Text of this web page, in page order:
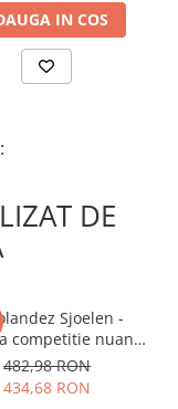
IN COS
DE
Sjoelen -
competitie nuanță
cu 30 de piese de
joc Ø52 mm.
482,98 RON
434,68 RON